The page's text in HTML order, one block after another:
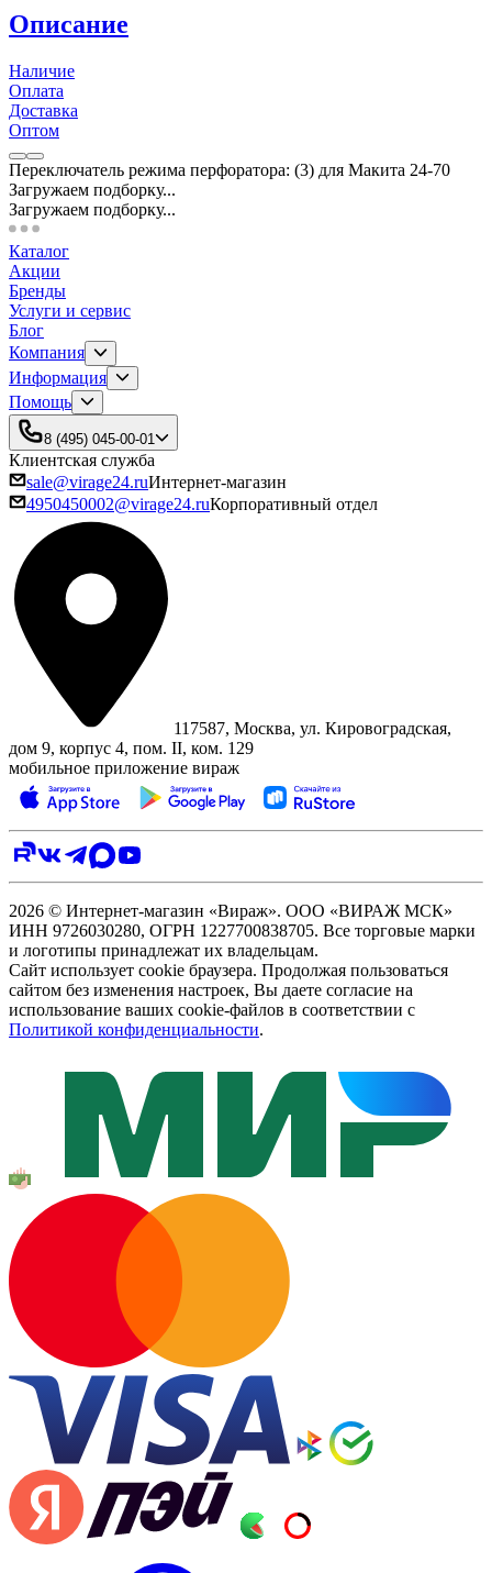
Описание
Наличие
Оплата
Доставка
Оптом
Переключатель режима перфоратора: (3) для Макита 24-70
Загружаем подборку...
Загружаем подборку...
Каталог
Акции
Бренды
Услуги и сервис
Блог
Компания
Информация
Помощь
8 (495) 045-00-01
Клиентская служба
sale@virage24.ruИнтернет-магазин
4950450002@virage24.ruКорпоративный отдел
117587, Москва, ул. Кировоградская,
дом 9, корпус 4, пом. II, ком. 129
мобильное приложение вираж
2026 © Интернет-магазин «Вираж». ООО «ВИРАЖ МСК»
ИНН 9726030280, ОГРН 1227700838705. Все торговые марки
и логотипы принадлежат их владельцам.
Сайт использует cookie браузера. Продолжая пользоваться
сайтом без изменения настроек, Вы даете согласие на
использование ваших cookie-файлов в соответствии с
Политикой конфиденциальности.